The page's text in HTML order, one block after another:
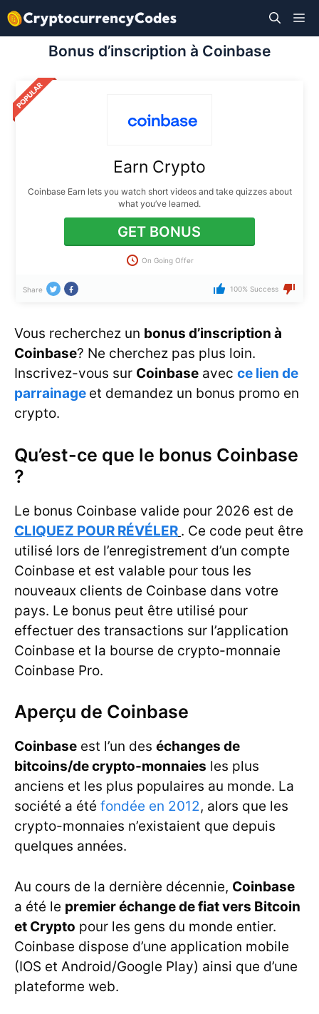
Aller
au
contenuBonus d’inscription à Coinbase
Earn Crypto
Coinbase Earn lets you watch short videos and take quizzes about
what you’ve learned.
GET BONUS
On Going Offer
Share 100% Success
Vous recherchez un bonus d’inscription à
Coinbase? Ne cherchez pas plus loin.
Inscrivez-vous sur Coinbase avec ce lien de
parrainage et demandez un bonus promo en
crypto.
Qu’est-ce que le bonus Coinbase
?
Le bonus Coinbase valide pour 2026 est de
CLIQUEZ POUR RÉVÉLER . Ce code peut être
utilisé lors de l’enregistrement d’un compte
Coinbase et est valable pour tous les
nouveaux clients de Coinbase dans votre
pays. Le bonus peut être utilisé pour
effectuer des transactions sur l’application
Coinbase et la bourse de crypto-monnaie
Coinbase Pro.
Aperçu de Coinbase
Coinbase est l’un des échanges de
bitcoins/de crypto-monnaies les plus
anciens et les plus populaires au monde. La
société a été fondée en 2012, alors que les
crypto-monnaies n’existaient que depuis
quelques années.
Au cours de la dernière décennie, Coinbase
a été le premier échange de fiat vers Bitcoin
et Crypto pour les gens du monde entier.
Coinbase dispose d’une application mobile
(IOS et Android/Google Play) ainsi que d’une
plateforme web.